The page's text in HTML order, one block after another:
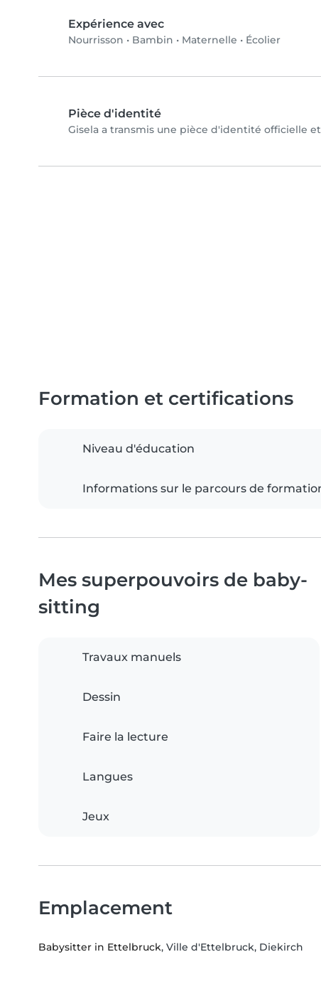
Expérience avec
Nourrisson • Bambin • Maternelle • Écolier
Pièce d'identité
Gisela a transmis une pièce d'identité officielle
Formation et certifications
Niveau d'éducation
Informations sur le parcours de
Mes superpouvoirs de baby-
sitting
Travaux manuels
Dessin
Faire la lecture
Langues
Jeux
Emplacement
Babysitter in Ettelbruck, Ville d'Ettelbruck, Diekirch